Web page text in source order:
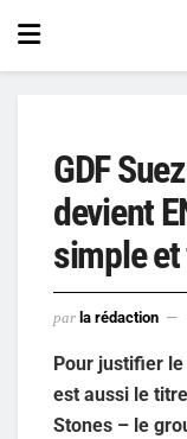
GDF
devient
simple
par la rédaction
Pour justifier le
est aussi le
Stones – le